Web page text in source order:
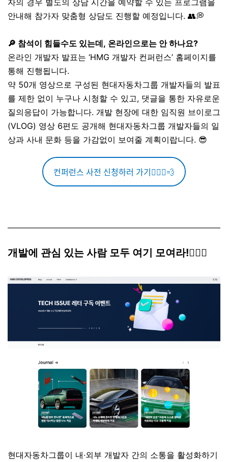
자의 경우 별도의 상담 시간을 예약할 수 있는 프로그램을
안내해 참가자 맞춤형 상담도 진행할 예정입니다. 👥💭
🔎 참석이 힘들수도 있는데, 온라인으로는 안 하나요?
온라인 개발자 발표는 ‘HMG 개발자 컨퍼런스’ 홈페이지를
통해 진행됩니다.
약 50개 영상으로 구성된 현대자동차그룹 개발자들의 발표
를 제한 없이 누구나 시청할 수 있고, 댓글을 통한 자유로운
질의응답이 가능합니다. 개발 현장에 대한 임직원 브이로그
(VLOG) 영상 6편도 공개해 현대자동차그룹 개발자들의 일
상과 사내 문화 등을 가감없이 보여줄 계획이랍니다. 😎
컨퍼런스 사전 신청하러 가기🏃🏻‍♀️💨
개발에 관심 있는 사람 모두 여기 모여라!🙋🏻‍♀️
현대자동차그룹이 내∙외부 개발자 간의 소통을 활성화하기